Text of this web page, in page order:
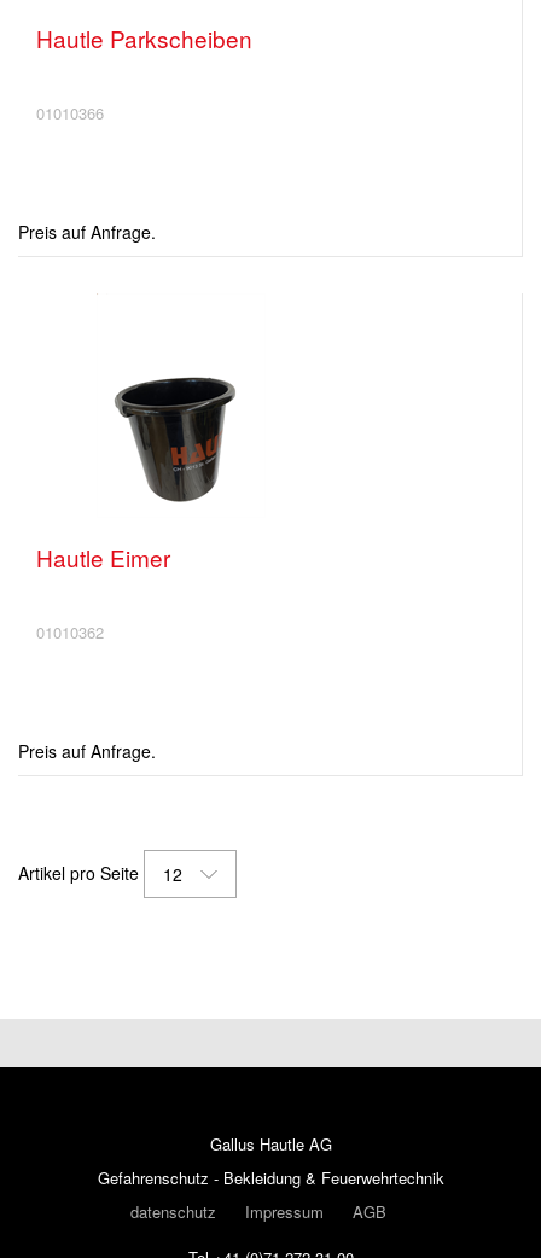
Hautle Parkscheiben
01010366
Preis auf Anfrage.
Hautle Eimer
01010362
Preis auf Anfrage.
Artikel pro Seite 12
Gallus Hautle AG
Gefahrenschutz - Bekleidung & Feuerwehrtechnik
datenschutz
Impressum
AGB